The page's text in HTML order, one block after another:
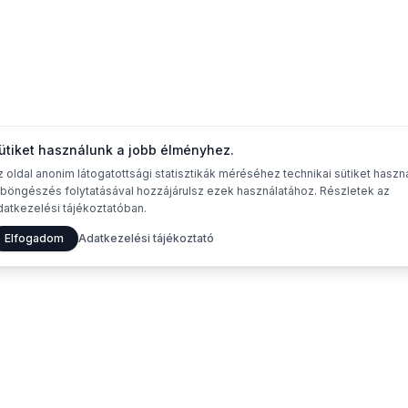
használunk a jobb élményhez.
oldal anonim látogatottsági statisztikák méréséhez technikai sütiket
folytatásával hozzájárulsz ezek használatához. Részletek az
tájékoztatóban.
Elfogadom Adatkezelési tájékoztató